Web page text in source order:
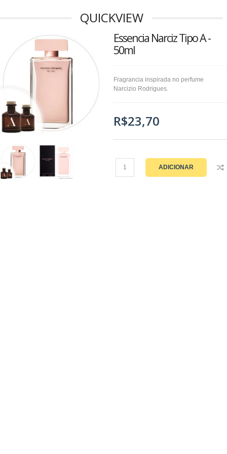
QUICKVIEW
Essencia Narciz Tipo A -
50ml
Fragrancia inspirada no perfume
Narcizio Rodrigues.
R$23,70
ADICIONAR